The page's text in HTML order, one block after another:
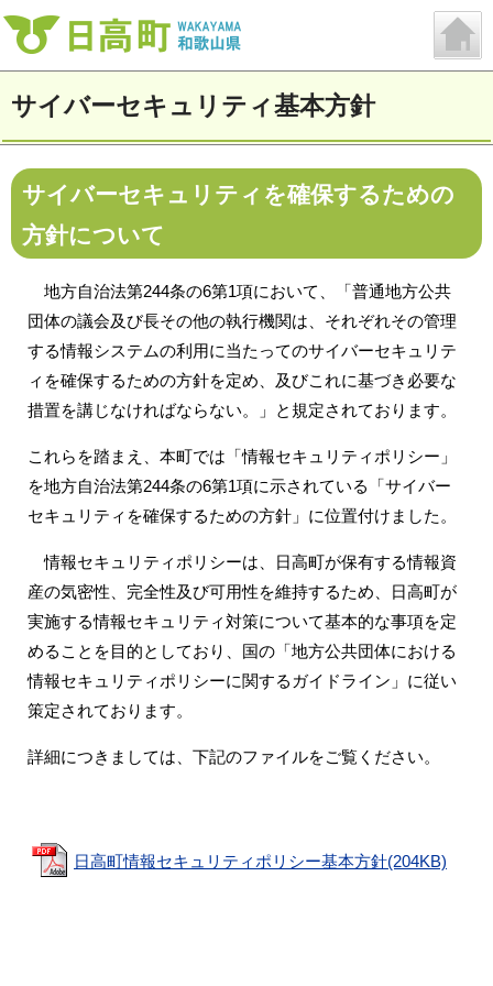
サイバーセキュリティ基本方針
サイバーセキュリティを確保するための
方針について
地方自治法第244条の6第1項において、「普通地方公共
団体の議会及び長その他の執行機関は、それぞれその管理
する情報システムの利用に当たってのサイバーセキュリテ
ィを確保するための方針を定め、及びこれに基づき必要な
措置を講じなければならない。」と規定されております。
これらを踏まえ、本町では「情報セキュリティポリシー」
を地方自治法第244条の6第1項に示されている「サイバー
セキュリティを確保するための方針」に位置付けました。
情報セキュリティポリシーは、日高町が保有する情報資
産の気密性、完全性及び可用性を維持するため、日高町が
実施する情報セキュリティ対策について基本的な事項を定
めることを目的としており、国の「地方公共団体における
情報セキュリティポリシーに関するガイドライン」に従い
策定されております。
詳細につきましては、下記のファイルをご覧ください。
日高町情報セキュリティポリシー基本方針(204KB)